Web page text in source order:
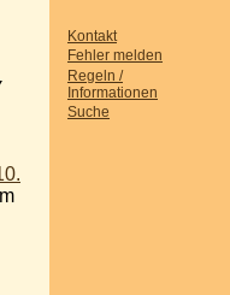
Kontakt
Fehler melden
Regeln /
Informationen
Suche